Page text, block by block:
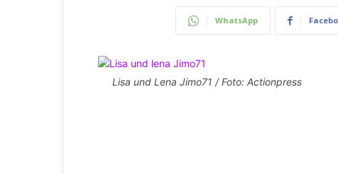
WhatsApp
Lisa und Lena Jimo71 / Foto: Actionpress